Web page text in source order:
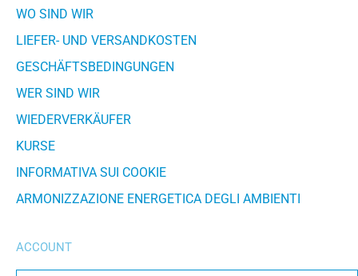
WO SIND WIR
LIEFER- UND VERSANDKOSTEN
GESCHÄFTSBEDINGUNGEN
WER SIND WIR
WIEDERVERKÄUFER
KURSE
INFORMATIVA SUI COOKIE
ARMONIZZAZIONE ENERGETICA DEGLI AMBIENTI
ACCOUNT